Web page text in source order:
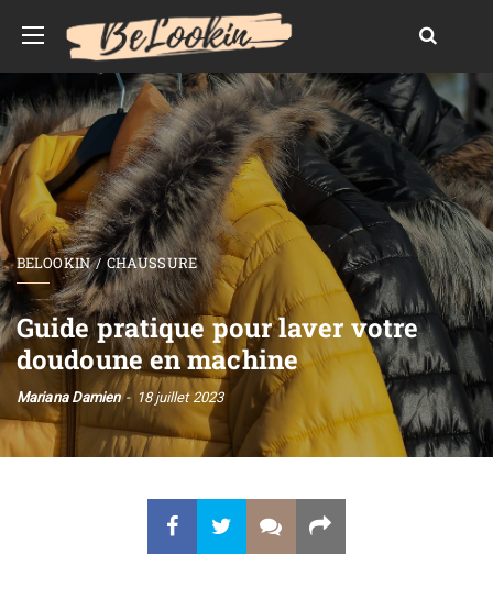
BELOOKIN CHAUSSURE
Guide pratique pour laver votre
doudoune en machine
Mariana Damien 18 juillet 2023